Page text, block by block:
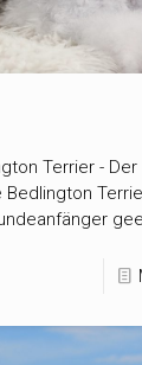
Terrier - Der